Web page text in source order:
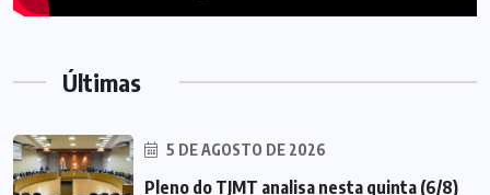
Últimas
5 DE AGOSTO DE 2026
Pleno do TJMT analisa nesta quinta (6/8)